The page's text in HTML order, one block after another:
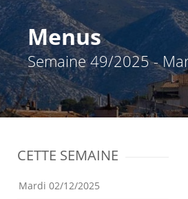
Menus
Semaine 49/2025 -
CETTE SEMAINE
Mardi 02/12/2025